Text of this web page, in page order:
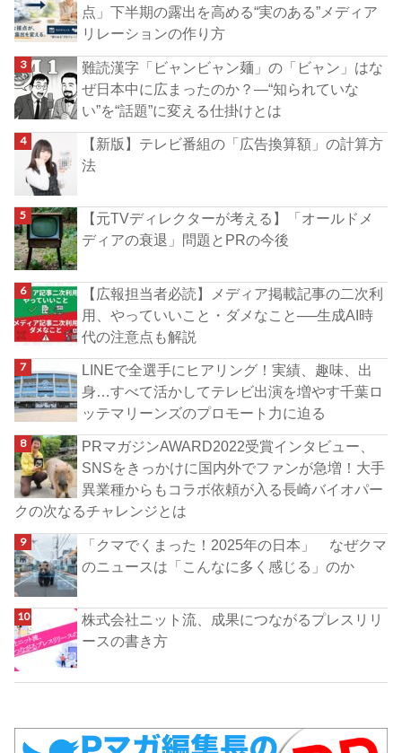
点」下半期の露出を高める“実のある”メディア
リレーションの作り方
難読漢字「ビャンビャン麺」の「ビャン」はな
ぜ日本中に広まったのか？―“知られていな
い”を“話題”に変える仕掛けとは
【新版】テレビ番組の「広告換算額」の計算方
法
【元TVディレクターが考える】「オールドメ
ディアの衰退」問題とPRの今後
【広報担当者必読】メディア掲載記事の二次利
用、やっていいこと・ダメなこと──生成AI時
代の注意点も解説
LINEで全選手にヒアリング！実績、趣味、出
身…すべて活かしてテレビ出演を増やす千葉ロ
ッテマリーンズのプロモート力に迫る
PRマガジンAWARD2022受賞インタビュー、
SNSをきっかけに国内外でファンが急増！大手
異業種からもコラボ依頼が入る長崎バイオパー
クの次なるチャレンジとは
「クマでくまった！2025年の日本」 なぜクマ
のニュースは「こんなに多く感じる」のか
株式会社ニット流、成果につながるプレスリリ
ースの書き方